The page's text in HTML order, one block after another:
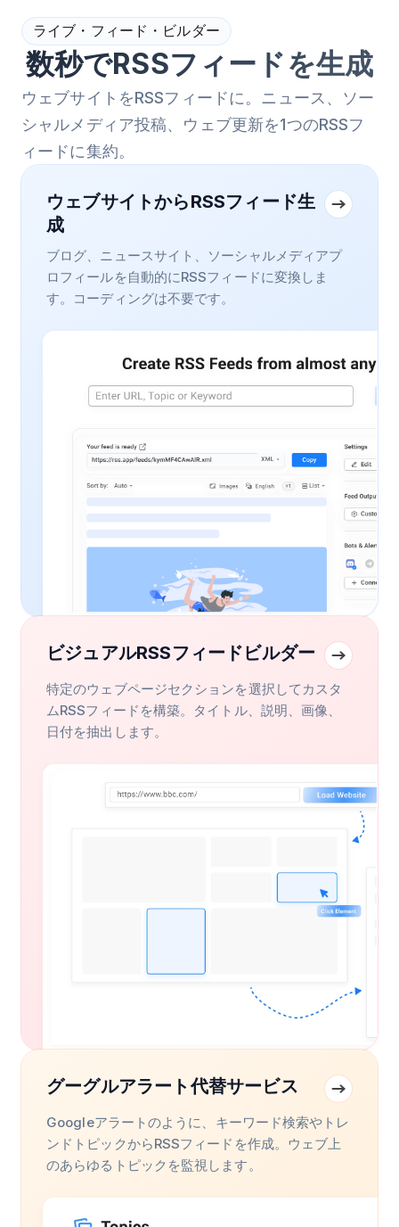
ライブ・フィード・ビルダー
数秒でRSSフィードを生成
ウェブサイトをRSSフィードに。ニュース、ソー
シャルメディア投稿、ウェブ更新を1つのRSSフ
ィードに集約。
ウェブサイトからRSSフィード生
成
ブログ、ニュースサイト、ソーシャルメディアプ
ロフィールを自動的にRSSフィードに変換しま
す。コーディングは不要です。
ビジュアルRSSフィードビルダー
特定のウェブページセクションを選択してカスタ
ムRSSフィードを構築。タイトル、説明、画像、
日付を抽出します。
グーグルアラート代替サービス
Googleアラートのように、キーワード検索やトレ
ンドトピックからRSSフィードを作成。ウェブ上
のあらゆるトピックを監視します。